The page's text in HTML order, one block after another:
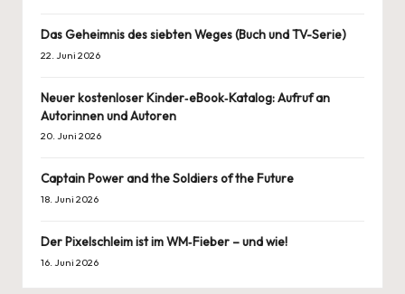
Das Geheimnis des siebten Weges (Buch und TV-Serie)
22. Juni 2026
Neuer kostenloser Kinder‑eBook‑Katalog: Aufruf an
Autorinnen und Autoren
20. Juni 2026
Captain Power and the Soldiers of the Future
18. Juni 2026
Der Pixelschleim ist im WM‑Fieber – und wie!
16. Juni 2026